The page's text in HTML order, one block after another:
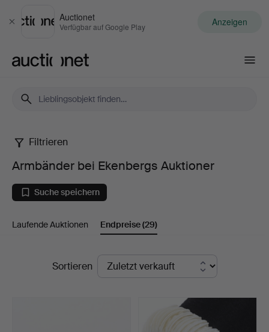
Schließen
Auctionet
Verfügbar auf Google Play Anzeigen
Armbänder
bei
Ekenbergs
Auktioner
Filtrieren
Armbänder bei Ekenbergs Auktioner
Suche speichern
Laufende Auktionen Endpreise(29)
EndpreiseSortieren